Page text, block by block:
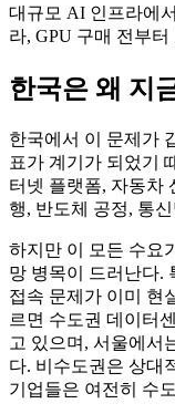
대규모 AI 인프라에
라, GPU 구매 전부
한국은 왜 지
한국에서 이 문제가
표가 계기가 되었기
터넷 플랫폼, 자동차
행, 반도체 공정, 통
하지만 이 모든 수요
망 병목이 드러난다.
접속 문제가 이미 현
르면 수도권 데이터
고 있으며, 서울에서
다. 비수도권은 상대
기업들은 여전히 수